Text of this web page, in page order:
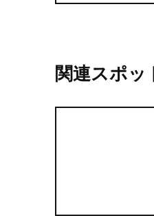
関連スポッ